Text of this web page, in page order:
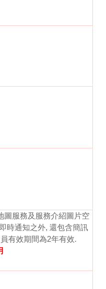
圖服務及服務介紹圖片空
時通知之外, 還包含簡訊
有效期間為2年有效.